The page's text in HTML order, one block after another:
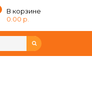
В корзине
0.00 р.